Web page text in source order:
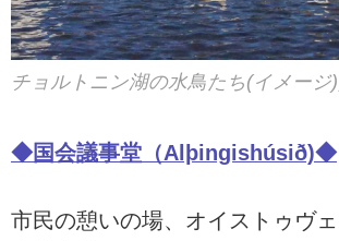
チョルトニン湖の水鳥たち(イメージ
◆国会議事堂（Alþingishúsið)◆
市民の憩いの場、オイストゥヴ